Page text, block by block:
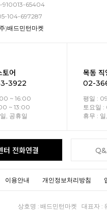
910013-65404
104-697287
)배드민턴마켓
토어
3922
~ 16:00
~ 13:00
, 공휴일
목동 직
02-
평일 :
토요일
휴무 :
터 전화연결
이용안내 개인정보처리방침
상호명 : 배드민턴마켓 대표자 :